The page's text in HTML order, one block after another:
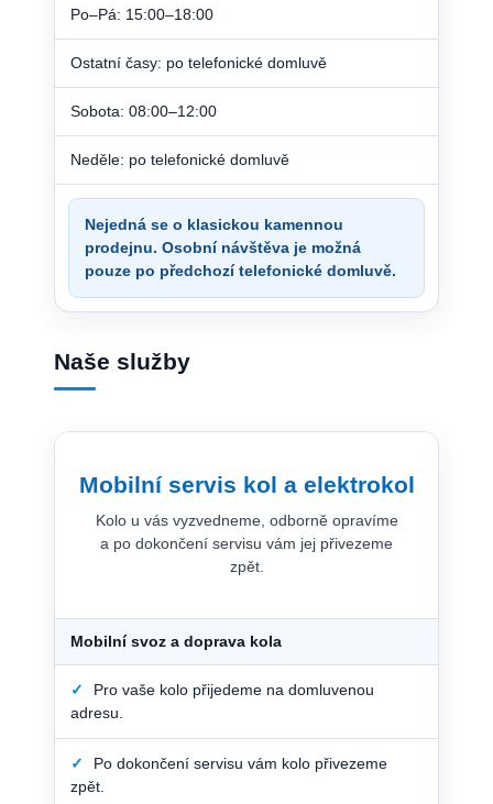
Po–Pá: 15:00–18:00
Ostatní časy: po telefonické domluvě
Sobota: 08:00–12:00
Neděle: po telefonické domluvě
Nejedná se o klasickou kamennou
prodejnu. Osobní návštěva je možná
pouze po předchozí telefonické domluvě.
Naše služby
Mobilní servis kol a elektrokol
Kolo u vás vyzvedneme, odborně opravíme
a po dokončení servisu vám jej přivezeme
zpět.
Mobilní svoz a doprava kola
✓
Pro vaše kolo přijedeme na domluvenou
adresu.
✓
Po dokončení servisu vám kolo přivezeme
zpět.